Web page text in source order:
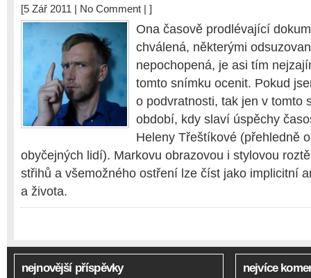
[5 Zář 2011 | No Comment | ]
Ona časově prodlévající
chválená, některými
nepochopená, je asi tím
tomto snímku ocenit. Pokud
o podvratnosti, tak jen v tomto
období, kdy slaví úspěchy
Heleny Třeštíkové (přehledně
obyčejných lidí). Markovu obrazovou i stylovou
střihů a všemožného ostření lze číst jako implicitní
a života.
nejnovější příspěvky nejvíce